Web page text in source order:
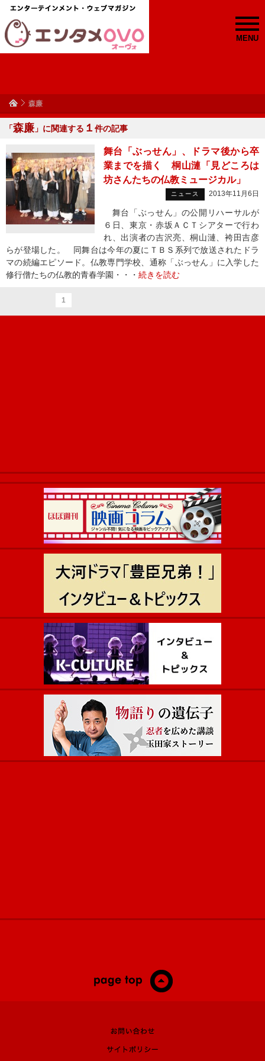
MENU
森廉
「森廉 」に関連する １ 件の記事
舞台「ぶっせん」、ドラマ後から卒
業までを描く 桐山漣「見どころは
坊さんたちの仏教ミュージカル」
ニュース 2013年11月6日
舞台「ぶっせん」の公開リハーサルが
６日、東京・赤坂ＡＣＴシアターで行わ
れ、出演者の吉沢亮、桐山漣、袴田吉彦
らが登場した。 同舞台は今年の夏にＴＢＳ系列で放送されたドラ
マの続編エピソード。仏教専門学校、通称「ぶっせん」に入学した
修行僧たちの仏教的青春学園・・・ 続きを読む
1